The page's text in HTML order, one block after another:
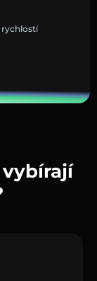
rychlostí